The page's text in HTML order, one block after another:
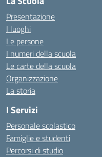
Presentazione
I luoghi
Le persone
I numeri della scuola
Le carte della scuola
Organizzazione
La storia
I Servizi
Personale scolastico
Famiglie e studenti
Percorsi di studio